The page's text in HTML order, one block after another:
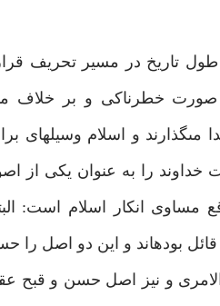
تاريخ در مسير تحريف
خطرناكى و بر خلاف
و اسلام وسيله‏اى
را به عنوان يكى از
انكار اسلام است:
بوده‏اند و اين دو اصل را
و نيز اصل حسن و قبح